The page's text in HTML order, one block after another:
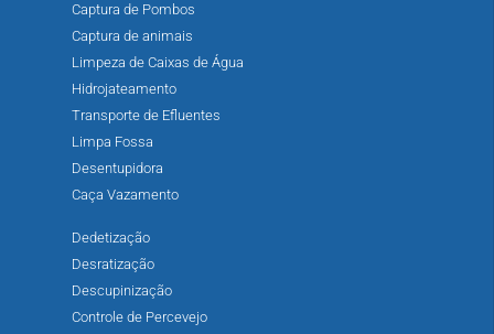
Captura de Pombos
Captura de animais
Limpeza de Caixas de Água
Hidrojateamento
Transporte de Efluentes
Limpa Fossa
Desentupidora
Caça Vazamento
Dedetização
Desratização
Descupinização
Controle de Percevejo